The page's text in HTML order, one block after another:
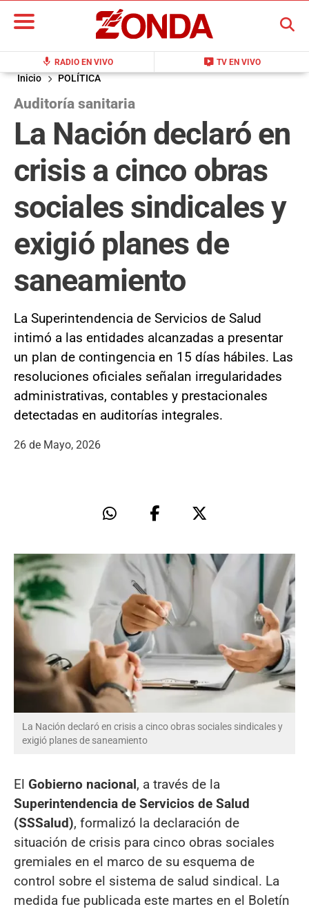
mic RADIO EN VIVO live_tv TV EN VIVO
BUSCAR
Inicio POLÍTICA
Auditoría sanitaria
La Nación declaró en
crisis a cinco obras
sociales sindicales y
exigió planes de
saneamiento
La Superintendencia de Servicios de Salud
intimó a las entidades alcanzadas a presentar
un plan de contingencia en 15 días hábiles. Las
resoluciones oficiales señalan irregularidades
administrativas, contables y prestacionales
detectadas en auditorías integrales.
26 de Mayo, 2026
La Nación declaró en crisis a cinco obras sociales sindicales y
exigió planes de saneamiento
El Gobierno nacional, a través de la
Superintendencia de Servicios de Salud
(SSSalud), formalizó la declaración de
situación de crisis para cinco obras sociales
gremiales en el marco de su esquema de
control sobre el sistema de salud sindical. La
medida fue publicada este martes en el Boletín